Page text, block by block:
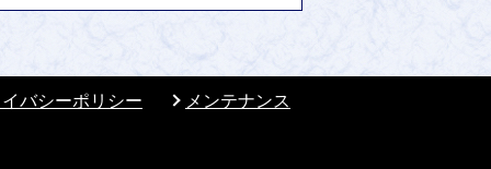
バシーポリシー メンテナンス